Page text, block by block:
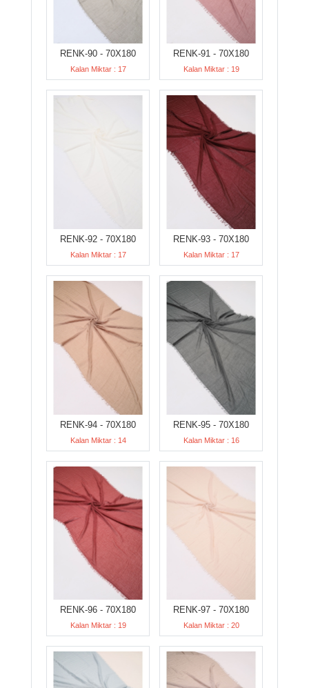
RENK-90 - 70X180
Kalan Miktar : 17
RENK-91 - 70X180
Kalan Miktar : 19
RENK-92 - 70X180
Kalan Miktar : 17
RENK-93 - 70X180
Kalan Miktar : 17
RENK-94 - 70X180
Kalan Miktar : 14
RENK-95 - 70X180
Kalan Miktar : 16
RENK-96 - 70X180
Kalan Miktar : 19
RENK-97 - 70X180
Kalan Miktar : 20